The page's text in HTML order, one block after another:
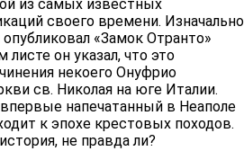
из самых известных
своего времени. Изначально
«Замок Отранто»
он указал, что это
некоего Онуфрио
св. Николая на юге Италии.
напечатанный в Неаполе
к эпохе крестовых походов.
не правда ли?